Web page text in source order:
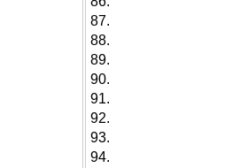
87.
88.
89.
90.
91.
92.
93.
94.